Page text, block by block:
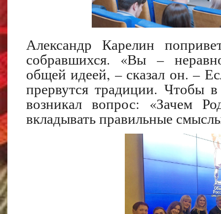
Александр Карелин
собравшихся. «Вы –
общей идеей, – сказал он. –
прервутся традиции.
возникал вопрос: «Зачем
вкладывать правильные